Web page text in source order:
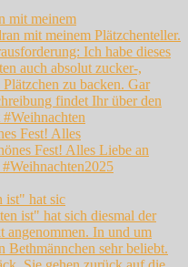
mit meinem
Fest! Alles
ist" hat sic